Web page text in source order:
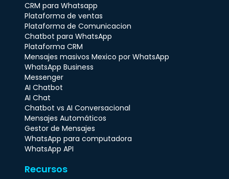
CRM para Whatsapp
Plataforma de ventas
Plataforma de Comunicacion
Chatbot para WhatsApp
Plataforma CRM
Mensajes masivos Mexico por WhatsApp
WhatsApp Business
Messenger
AI Chatbot
AI Chat
Chatbot vs AI Conversacional
Mensajes Automáticos
Gestor de Mensajes
WhatsApp para computadora
WhatsApp API
Recursos